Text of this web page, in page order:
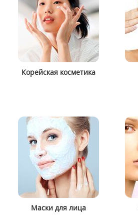
Корейская косметика
Маски для лица